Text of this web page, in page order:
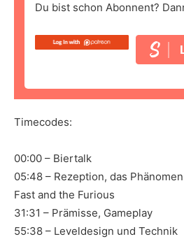
Du bist schon Abonnent?
Timecodes:
00:00 – Biertalk
05:48 – Rezeption, das
Fast and the Furious
31:31 – Prämisse, Gameplay
55:38 – Leveldesign und Technik